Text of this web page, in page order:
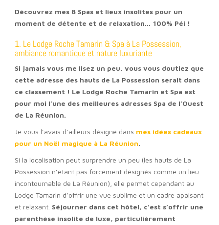
Découvrez mes 8 Spas et lieux insolites pour un
moment de détente et de relaxation… 100% Péi !
1. Le Lodge Roche Tamarin & Spa à La Possession,
ambiance romantique et nature luxuriante
Si jamais vous me lisez un peu, vous vous doutiez que
cette adresse des hauts de La Possession serait dans
ce classement ! Le Lodge Roche Tamarin et Spa est
pour moi l’une des meilleures adresses Spa de l’Ouest
de La Réunion.
Je vous l’avais d’ailleurs désigné dans mes idées cadeaux
pour un Noël magique à La Réunion.
Si la localisation peut surprendre un peu (les hauts de La
Possession n’étant pas forcément désignés comme un lieu
incontournable de La Réunion), elle permet cependant au
Lodge Tamarin d’offrir une vue sublime et un cadre apaisant
et relaxant. Séjourner dans cet hôtel, c’est s’offrir une
parenthèse insolite de luxe, particulièrement